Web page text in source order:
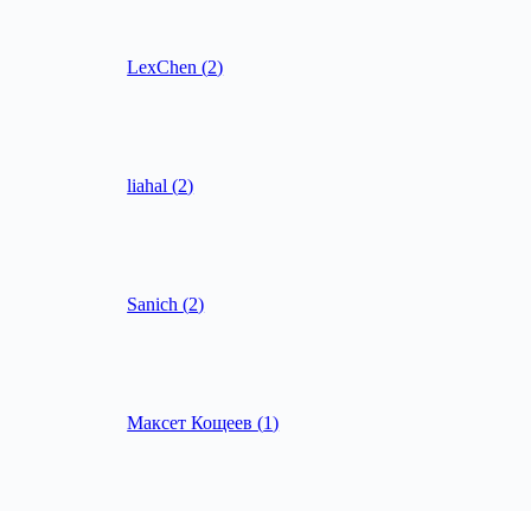
LexChen(2)
liahal(2)
Sanich(2)
Максет Кощеев(1)